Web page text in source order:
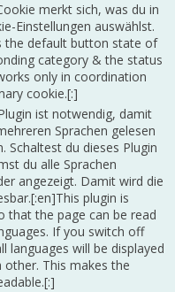
merkt sich, was du in
Einstellungen auswählst.
the default button state of
category & the status
only in coordination
cookie.[:]
ist notwendig, damit
Sprachen gelesen
Schaltest du dieses Plugin
du alle Sprachen
angezeigt. Damit wird die
plugin is
that the page can be read
If you switch off
languages will be displayed
other. This makes the